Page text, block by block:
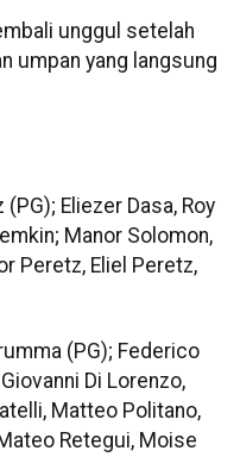
unggul setelah
umpan yang langsung
Eliezer Dasa, Roy
Manor Solomon,
Peretz, Eliel Peretz,
(PG); Federico
Di Lorenzo,
Matteo Politano,
Retegui, Moise